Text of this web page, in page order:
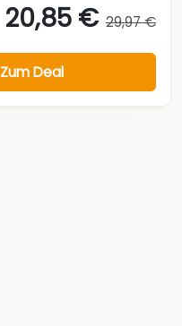
20,85 € 29,97 €
Zum Deal